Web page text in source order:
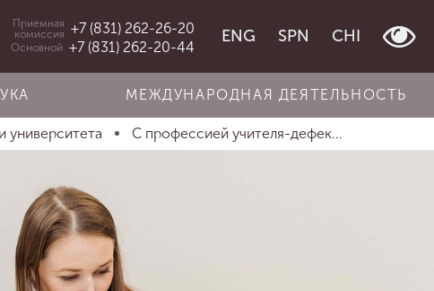
Приемная
комиссия +7 (831) 262-26-20
Основной +7 (831) 262-20-44
ENG SPN CHI
МЕЖДУНАРОДНАЯ ДЕЯТЕЛЬНОСТЬ
университета С профессией учителя-дефек...